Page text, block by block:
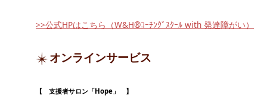
>>公式HPはこちら（W&H®ｺｰﾁﾝｸﾞｽｸｰﾙ with 発達障がい）
オンラインサービス
【 支援者サロン「Hope」 】